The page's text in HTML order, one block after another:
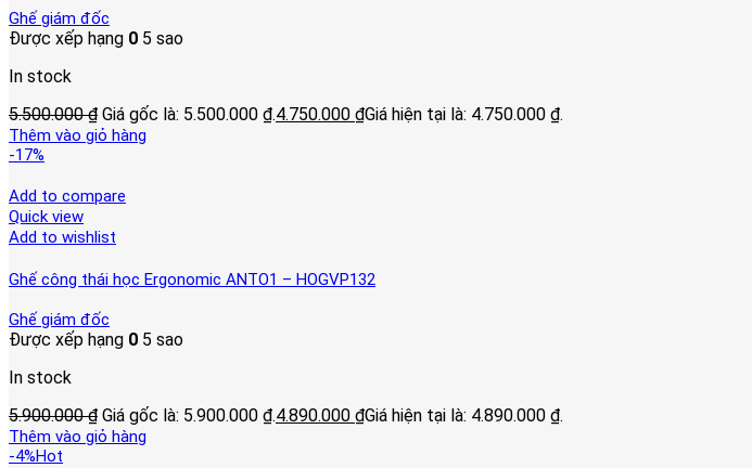
Ghế giám đốc
Được xếp hạng 0 5 sao
In stock
5.500.000₫ Giá gốc là: 5.500.000 ₫.4.750.000 ₫Giá hiện tại là: 4.750.000 ₫.
Thêm vào giỏ hàng
-17%
Add to compare
Quick view
Add to wishlist
Ghế công thái học Ergonomic ANTO1 – HOGVP132
Ghế giám đốc
Được xếp hạng 0 5 sao
In stock
5.900.000₫ Giá gốc là: 5.900.000 ₫.4.890.000 ₫Giá hiện tại là: 4.890.000 ₫.
Thêm vào giỏ hàng
-4%Hot